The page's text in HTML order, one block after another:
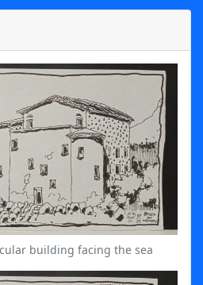
building facing the sea